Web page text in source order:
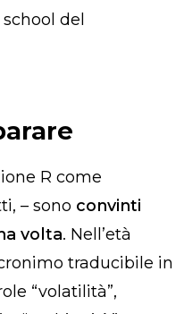
del
R come
– sono convinti
volta. Nell’età
traducibile in
“volatilità”,